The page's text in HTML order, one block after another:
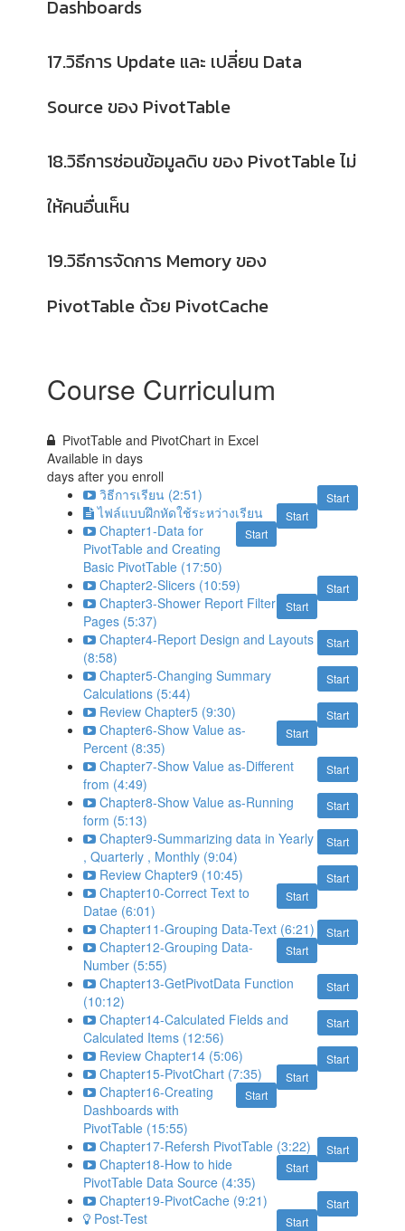
Dashboards
17.วิธีการ Update และ เปลี่ยน Data
Source ของ PivotTable
18.วิธีการซ่อนข้อมูลดิบ ของ PivotTable ไม่
ให้คนอื่นเห็น
19.วิธีการจัดการ Memory ของ
PivotTable ด้วย PivotCache
Course Curriculum
PivotTable and PivotChart in Excel
Available indays
days after you enroll
Start
วิธีการเรียน (2:51)
Start
ไฟล์แบบฝึกหัดใช้ระหว่างเรียน
Start
Chapter1-Data for
PivotTable and Creating
Basic PivotTable (17:50)
Start
Chapter2-Slicers (10:59)
Start
Chapter3-Shower Report Filter
Pages (5:37)
Start
Chapter4-Report Design and Layouts
(8:58)
Start
Chapter5-Changing Summary
Calculations (5:44)
Start
Review Chapter5 (9:30)
Start
Chapter6-Show Value as-
Percent (8:35)
Start
Chapter7-Show Value as-Different
from (4:49)
Start
Chapter8-Show Value as-Running
form (5:13)
Start
Chapter9-Summarizing data in Yearly
, Quarterly , Monthly (9:04)
Start
Review Chapter9 (10:45)
Start
Chapter10-Correct Text to
Datae (6:01)
Start
Chapter11-Grouping Data-Text (6:21)
Start
Chapter12-Grouping Data-
Number (5:55)
Start
Chapter13-GetPivotData Function
(10:12)
Start
Chapter14-Calculated Fields and
Calculated Items (12:56)
Start
Review Chapter14 (5:06)
Start
Chapter15-PivotChart (7:35)
Start
Chapter16-Creating
Dashboards with
PivotTable (15:55)
Start
Chapter17-Refersh PivotTable (3:22)
Start
Chapter18-How to hide
PivotTable Data Source (4:35)
Start
Chapter19-PivotCache (9:21)
Start
Post-Test